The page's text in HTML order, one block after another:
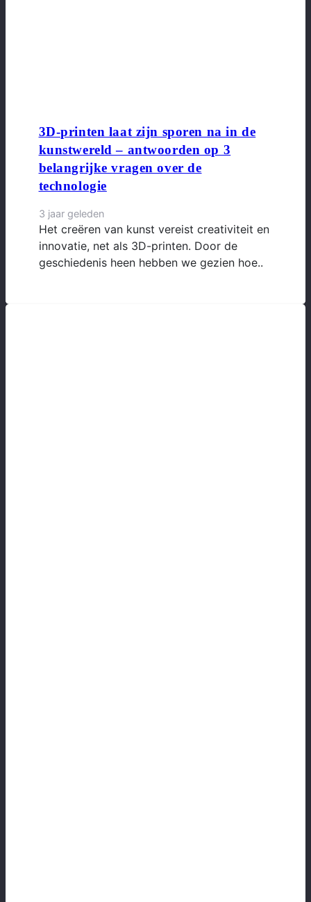
3D-printen laat zijn sporen na in de
kunstwereld – antwoorden op 3
belangrijke vragen over de
technologie
3 jaar geleden
Het creëren van kunst vereist creativiteit en
innovatie, net als 3D-printen. Door de
geschiedenis heen hebben we gezien hoe..